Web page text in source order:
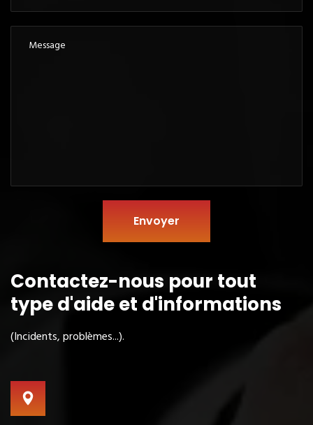
Envoyer
Contactez-nous pour tout
typed'aide et d'informations
(Incidents, problèmes...).